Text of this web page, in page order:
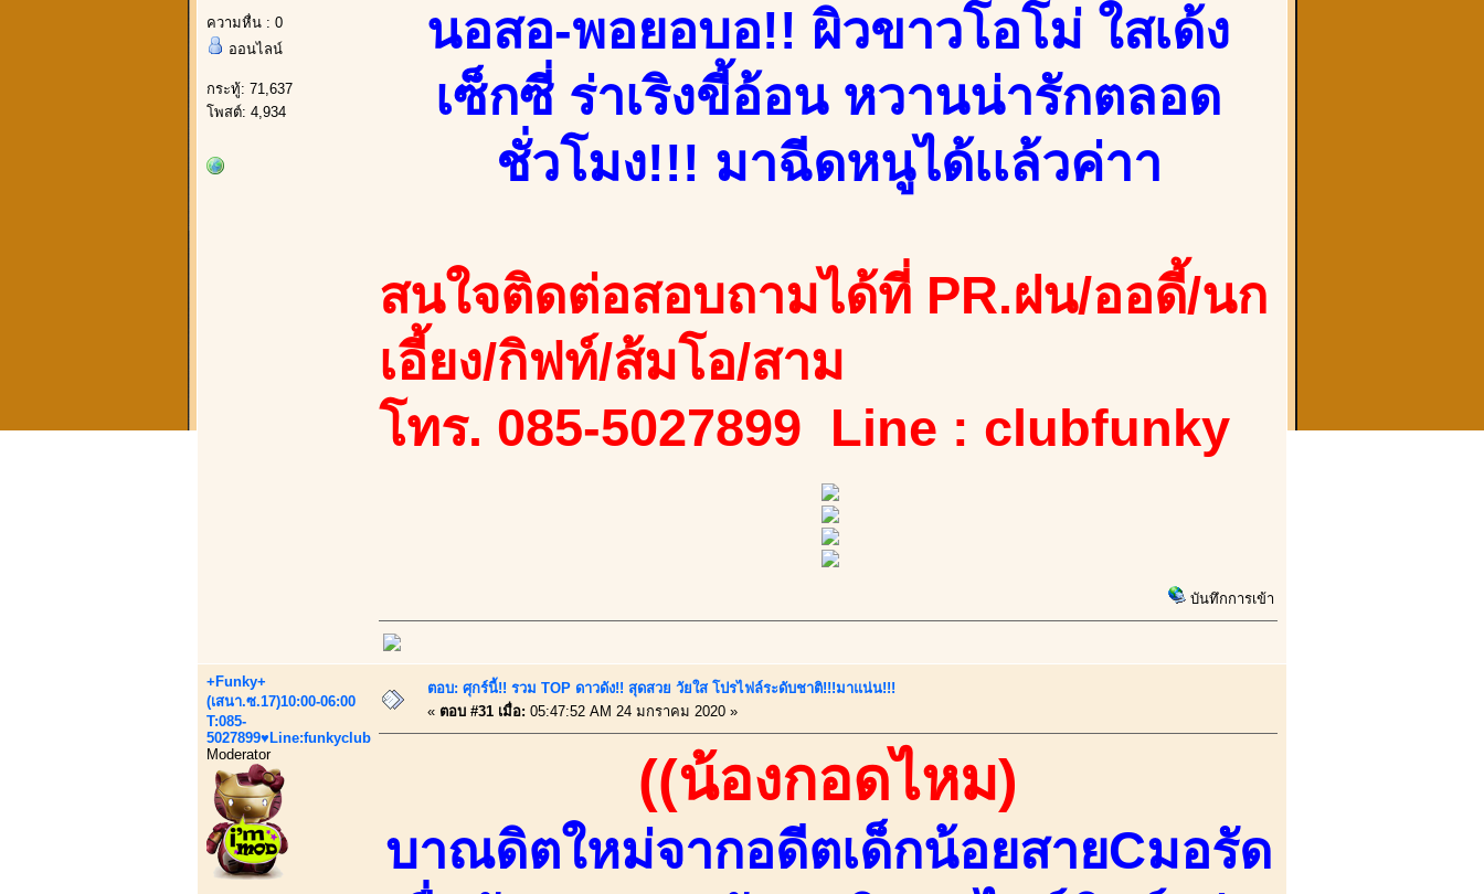
ความหื่น : 0
ออนไลน์
กระทู้: 71,637
โพสต์: 4,934
นอสอ-พอยอบอ!! ผิวขาวโอโม่ ใสเด้ง
เซ็กซี่ ร่าเริงขี้อ้อน หวานน่ารักตลอด
ชั่วโมง!!! มาฉีดหนูได้เเล้วค่าา
สนใจติดต่อสอบถามได้ที่ PR.ฝน/ออดี้/นก
เอี้ยง/กิฟท์/ส้มโอ/สาม
โทร. 085-5027899 Line : clubfunky
บันทึกการเข้า
+Funky+
(เสนา.ซ.17)10:00-06:00
T:085-
5027899♥Line:funkyclub
Moderator
ตอบ: ศุกร์นี้!! รวม TOP ดาวดัง!! สุดสวย วัยใส โปรไฟล์ระดับชาติ!!!มาแน่น!!!
« ตอบ #31 เมื่อ: 05:47:52 AM 24 มกราคม 2020 »
((น้องกอดไหม)
บาณดิตใหม่จากอดีตเด็กน้อยสายCมอรัด